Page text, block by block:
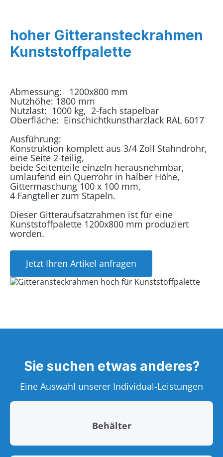
hoher Gitteransteckrahmen
Kunststoffpalette
Abmessung: 1200x800 mm
Nutzhöhe: 1800 mm
Nutzlast: 1000 kg, 2-fach stapelbar
Oberfläche: Einschichtkunstharzlack RAL 6017
Ausführung:
Konstruktion komplett aus 3/4 Zoll Stahndrohr,
eine Seite 2-teilig,
beide Seitenteile einzeln herausnehmbar,
umlaufend ein Querrohr in halber Höhe,
Gittermaschung 100 x 100 mm,
4 Fangteller zum Stapeln.
Dieser Gitteraufsatzrahmen ist für eine
Kunststoffpalette 1200x800 mm produziert
worden.
Jetzt Ihren Artikel anfragen
Sie suchen etwas anderes?
Eine Auswahl unserer Individual-Leistungen
Behälter